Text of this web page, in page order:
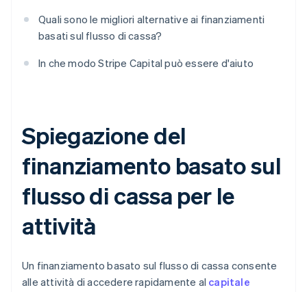
Quali sono le migliori alternative ai finanziamenti
basati sul flusso di cassa?
In che modo Stripe Capital può essere d'aiuto
Spiegazione del
finanziamento basato sul
flusso di cassa per le
attività
Un finanziamento basato sul flusso di cassa consente
alle attività di accedere rapidamente al capitale